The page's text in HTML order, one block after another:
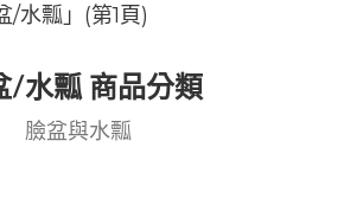
/水瓢」(第1頁)
/水瓢 商品分類
臉盆與水瓢